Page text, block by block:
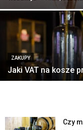
ZAKUPY
Jaki VAT na kosze
Czy